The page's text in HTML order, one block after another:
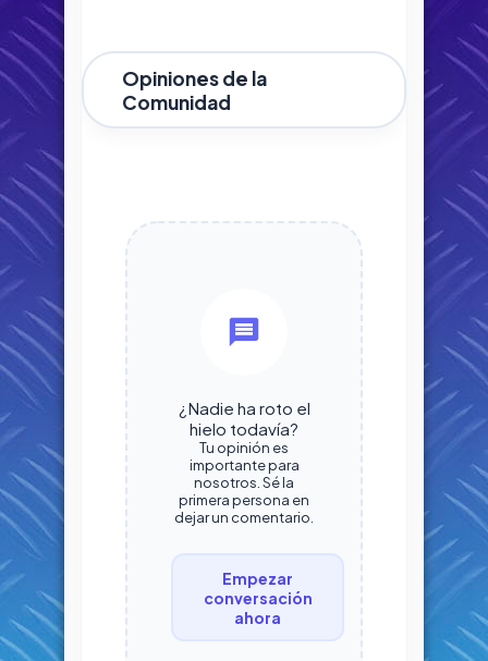
Opiniones de la
Comunidad
¿Nadie ha roto el
hielo todavía?
Tu opinión es
importante para
nosotros. Sé la
primera persona en
dejar un comentario.
Empezar
conversación
ahora